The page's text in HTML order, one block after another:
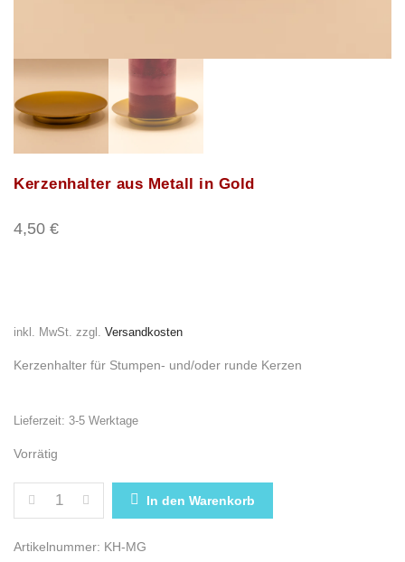
Kerzenhalter aus Metall in Gold
4,50 €
inkl. MwSt. zzgl. Versandkosten
Kerzenhalter für Stumpen- und/oder runde Kerzen
Lieferzeit: 3-5 Werktage
Vorrätig
KERZENHALTER AUS METALL IN GOLD MENGE
In den Warenkorb
Artikelnummer: KH-MG